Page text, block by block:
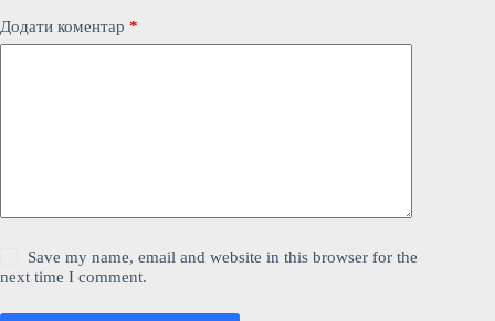
Додати коментар *
Save my name, email and website in this browser for the
next time I comment.